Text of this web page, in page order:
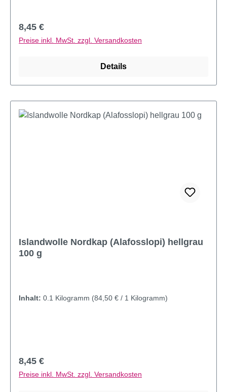
Regulärer Preis:
8,45 €
Preise inkl. MwSt. zzgl. Versandkosten
Details
Islandwolle Nordkap (Alafosslopi) hellgrau
100 g
Inhalt: 0.1 Kilogramm (84,50 € / 1 Kilogramm)
Regulärer Preis:
8,45 €
Preise inkl. MwSt. zzgl. Versandkosten